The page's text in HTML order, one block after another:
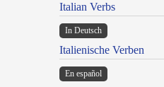
Italian Verbs
In Deutsch
Italienische Verben
En español